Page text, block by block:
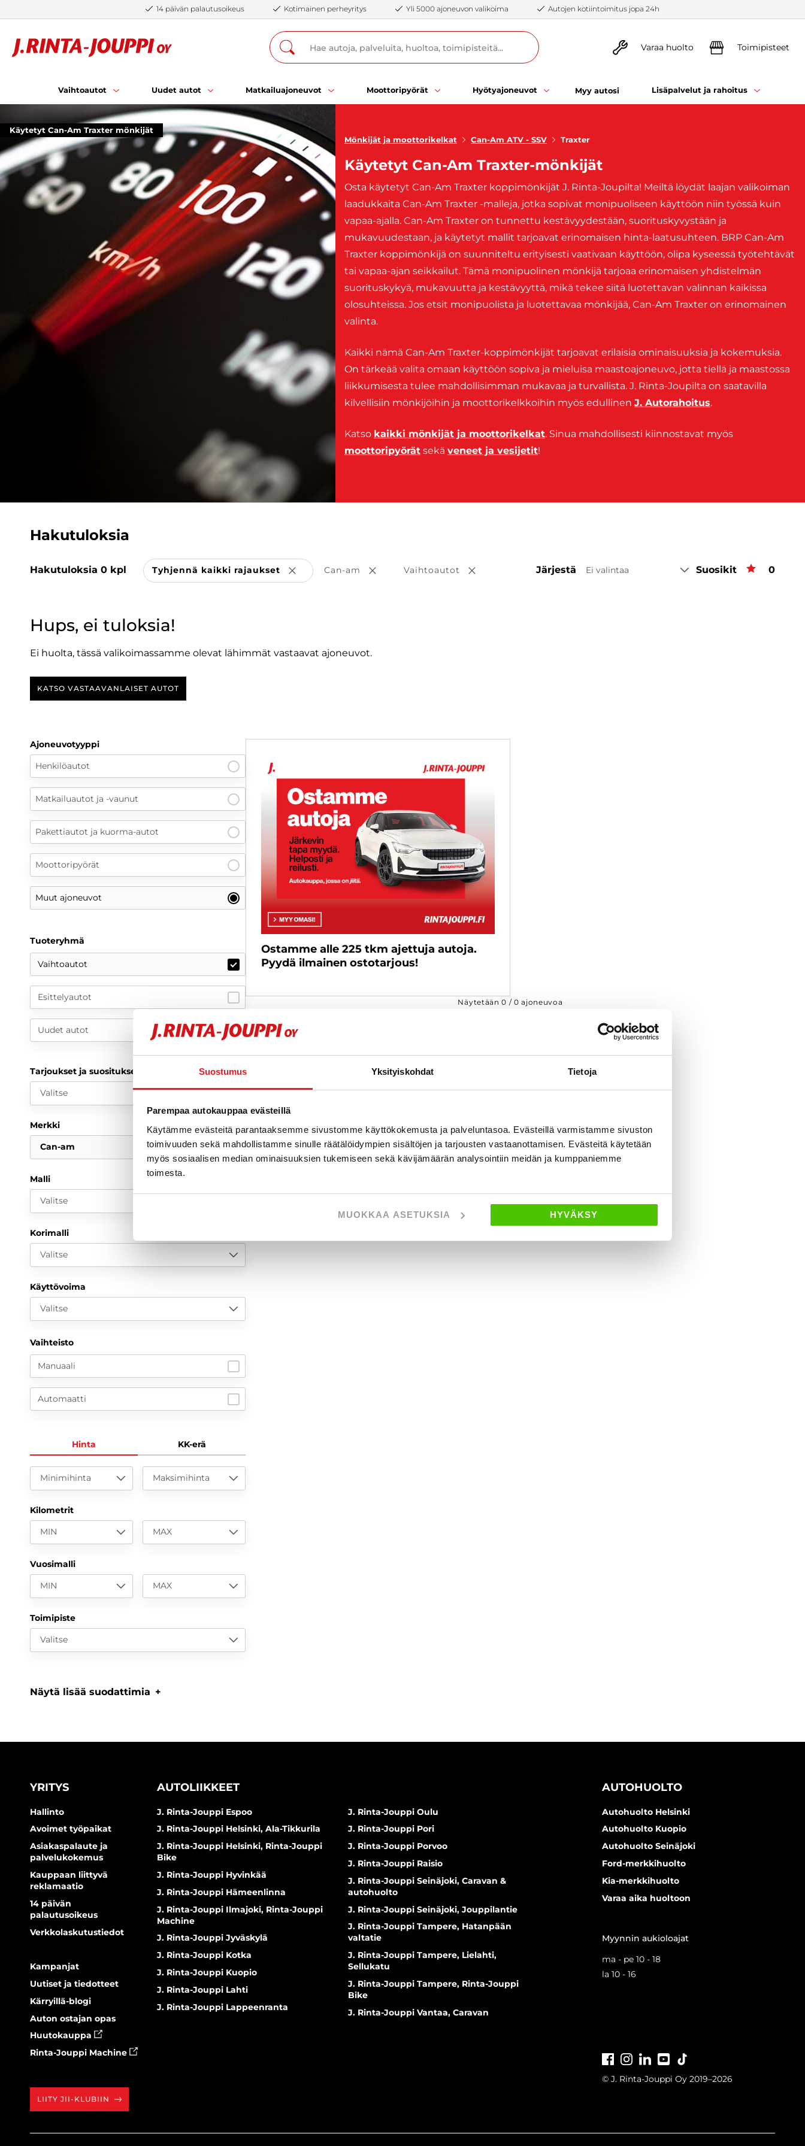
Suostumus Yksityiskohdat Tietoja
Parempaa autokauppaa evästeillä
Käytämme evästeitä parantaaksemme sivustomme käyttökokemusta ja palveluntasoa. Evästeillä varmistamme sivuston
toimivuuden sekä mahdollistamme sinulle räätälöidympien sisältöjen ja tarjousten vastaanottamisen. Evästeitä käytetään
myös sosiaalisen median ominaisuuksien tukemiseen sekä kävijämäärän analysointiin meidän ja kumppaniemme
toimesta.
MUOKKAA ASETUKSIA HYVÄKSY
14 päivän palautusoikeus Kotimainen perheyritys Yli 5000 ajoneuvon valikoima Autojen kotiintoimitus jopa 24h
Varaa huolto Toimipisteet
Vaihtoautot Uudet autot Matkailuajoneuvot Moottoripyörät Hyötyajoneuvot Myy autosi Lisäpalvelut ja rahoitus
Käytetyt Can-Am Traxter mönkijät
Mönkijät ja moottorikelkat
Can-Am ATV - SSV Traxter
Käytetyt Can-Am Traxter-mönkijät
Osta käytetyt Can-Am Traxter koppimönkijät J. Rinta-Joupilta! Meiltä löydät laajan valikoiman
laadukkaita Can-Am Traxter -malleja, jotka sopivat monipuoliseen käyttöön niin työssä kuin
vapaa-ajalla. Can-Am Traxter on tunnettu kestävyydestään, suorituskyvystään ja
mukavuudestaan, ja käytetyt mallit tarjoavat erinomaisen hinta-laatusuhteen. BRP Can-Am
Traxter koppimönkijä on suunniteltu erityisesti vaativaan käyttöön, olipa kyseessä työtehtävät
tai vapaa-ajan seikkailut. Tämä monipuolinen mönkijä tarjoaa erinomaisen yhdistelmän
suorituskykyä, mukavuutta ja kestävyyttä, mikä tekee siitä luotettavan valinnan kaikissa
olosuhteissa. Jos etsit monipuolista ja luotettavaa mönkijää, Can-Am Traxter on erinomainen
valinta.
Kaikki nämä Can-Am Traxter-koppimönkijät tarjoavat erilaisia ominaisuuksia ja kokemuksia.
On tärkeää valita omaan käyttöön sopiva ja mieluisa maastoajoneuvo, jotta tiellä ja maastossa
liikkumisesta tulee mahdollisimman mukavaa ja turvallista. J. Rinta-Joupilta on saatavilla
kilvellisiin mönkijöihin ja moottorikelkkoihin myös edullinen J. Autorahoitus.
Katso kaikki mönkijät ja moottorikelkat. Sinua mahdollisesti kiinnostavat myös
moottoripyörät sekä veneet ja vesijetit!
Hakutuloksia
Hakutuloksia 0 kpl Tyhjennä kaikki rajaukset Poista valinta
Can-am Poista valinta
Vaihtoautot Poista valintaJärjestä Ei valintaa Suosikit 0
Hups, ei tuloksia!
Ei huolta, tässä valikoimassamme olevat lähimmät vastaavat ajoneuvot.
KATSO VASTAAVANLAISET AUTOT
Ajoneuvotyyppi
Henkilöautot
Matkailuautot ja -vaunut
Pakettiautot ja kuorma-autot
Moottoripyörät
Muut ajoneuvot
Tuoteryhmä
Vaihtoautot
Esittelyautot
Uudet autot
Tarjoukset ja suositukset
Valitse
Merkki
Can-am
Malli
Valitse
Korimalli
Valitse
Käyttövoima
Valitse
Vaihteisto
Manuaali
Automaatti
Hinta KK-erä
Minimihinta Maksimihinta
Kilometrit
MIN MAX
Vuosimalli
MIN MAX
Toimipiste
Valitse
Näytä lisää suodattimia
Ostamme alle 225 tkm ajettuja autoja.
Pyydä ilmainen ostotarjous!
Näytetään0 /0 ajoneuvoa
YRITYS
Hallinto
Avoimet työpaikat
Asiakaspalaute ja
palvelukokemus
Kauppaan liittyvä
reklamaatio
14 päivän
palautusoikeus
Verkkolaskutustiedot
Kampanjat
Uutiset ja tiedotteet
Kärryillä-blogi
Auton ostajan opas
Huutokauppa
Rinta-Jouppi Machine
AUTOLIIKKEET
J. Rinta-Jouppi Espoo
J. Rinta-Jouppi Helsinki, Ala-Tikkurila
J. Rinta-Jouppi Helsinki, Rinta-Jouppi
Bike
J. Rinta-Jouppi Hyvinkää
J. Rinta-Jouppi Hämeenlinna
J. Rinta-Jouppi Ilmajoki, Rinta-Jouppi
Machine
J. Rinta-Jouppi Jyväskylä
J. Rinta-Jouppi Kotka
J. Rinta-Jouppi Kuopio
J. Rinta-Jouppi Lahti
J. Rinta-Jouppi Lappeenranta
J. Rinta-Jouppi Oulu
J. Rinta-Jouppi Pori
J. Rinta-Jouppi Porvoo
J. Rinta-Jouppi Raisio
J. Rinta-Jouppi Seinäjoki, Caravan &
autohuolto
J. Rinta-Jouppi Seinäjoki, Jouppilantie
J. Rinta-Jouppi Tampere, Hatanpään
valtatie
J. Rinta-Jouppi Tampere, Lielahti,
Sellukatu
J. Rinta-Jouppi Tampere, Rinta-Jouppi
Bike
J. Rinta-Jouppi Vantaa, Caravan
AUTOHUOLTO
Autohuolto Helsinki
Autohuolto Kuopio
Autohuolto Seinäjoki
Ford-merkkihuolto
Kia-merkkihuolto
Varaa aika huoltoon
Myynnin aukioloajat
ma - pe 10 - 18
la 10 - 16
FacebookInstagramLinkedInYoutube
© J. Rinta-Jouppi Oy 2019–2026
LIITY JII-KLUBIIN